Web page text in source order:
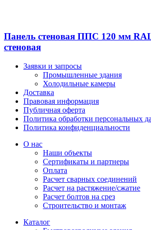
Панель стеновая ППС 120 мм
стеновая
Заявки и запросы
Промышленные здания
Холодильные камеры
Доставка
Правовая информация
Публичная оферта
Политика обработки персональных
Политика конфиденциальности
О нас
Наши объекты
Сертификаты и партнеры
Оплата
Расчет сварных соединений
Расчет на растяжение/сжатие
Расчет болтов на срез
Строительство и монтаж
Каталог